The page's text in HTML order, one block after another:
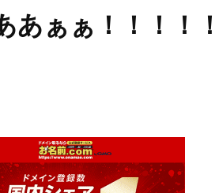
あぁぁ！！！！！